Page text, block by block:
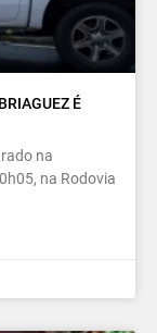
É
na
na Rodovia